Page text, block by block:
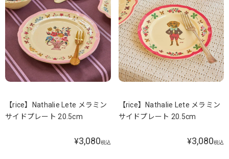
【rice】Nathalie Lete メラミン
サイドプレート 20.5cm
¥3,080税込
【rice】Nathalie Lete メラミン
サイドプレート 20.5cm
¥3,080税込